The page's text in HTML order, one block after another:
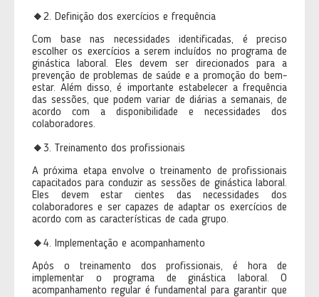
🔸2. Definição dos exercícios e frequência
Com base nas necessidades identificadas, é preciso
escolher os exercícios a serem incluídos no programa de
ginástica laboral. Eles devem ser direcionados para a
prevenção de problemas de saúde e a promoção do bem-
estar. Além disso, é importante estabelecer a frequência
das sessões, que podem variar de diárias a semanais, de
acordo com a disponibilidade e necessidades dos
colaboradores.
🔸3. Treinamento dos profissionais
A próxima etapa envolve o treinamento de profissionais
capacitados para conduzir as sessões de ginástica laboral.
Eles devem estar cientes das necessidades dos
colaboradores e ser capazes de adaptar os exercícios de
acordo com as características de cada grupo.
🔸4. Implementação e acompanhamento
Após o treinamento dos profissionais, é hora de
implementar o programa de ginástica laboral. O
acompanhamento regular é fundamental para garantir que